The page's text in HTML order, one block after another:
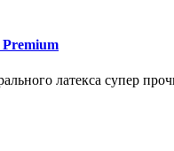
латекса супер